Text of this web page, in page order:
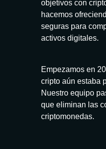
objetivos con
hacemos
seguras para
activos digitales.
Empezamos en
cripto aún estaba
Nuestro equipo
que eliminan las
criptomonedas.